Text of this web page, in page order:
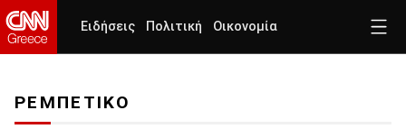
Ειδήσεις Πολιτική Οικονομία
ΡΕΜΠΕΤΙΚΟ